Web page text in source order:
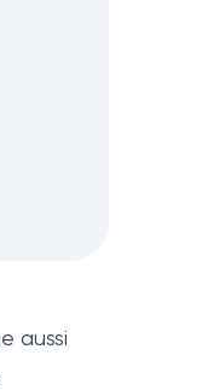
aussi